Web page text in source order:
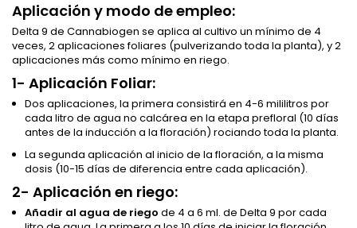
Aplicación y modo de empleo:
Delta 9 de Cannabiogen se aplica al cultivo un mínimo de 4
veces, 2 aplicaciones foliares (pulverizando toda la planta), y 2
aplicaciones más como mínimo en riego.
1- Aplicación Foliar:
Dos aplicaciones, la primera consistirá en 4-6 mililitros por
cada litro de agua no calcárea en la etapa prefloral (10 días
antes de la inducción a la floración) rociando toda la planta.
La segunda aplicación al inicio de la floración, a la misma
dosis (10-15 días de diferencia entre cada aplicación).
2- Aplicación en riego:
Añadir al agua de riego de 4 a 6 ml. de Delta 9 por cada